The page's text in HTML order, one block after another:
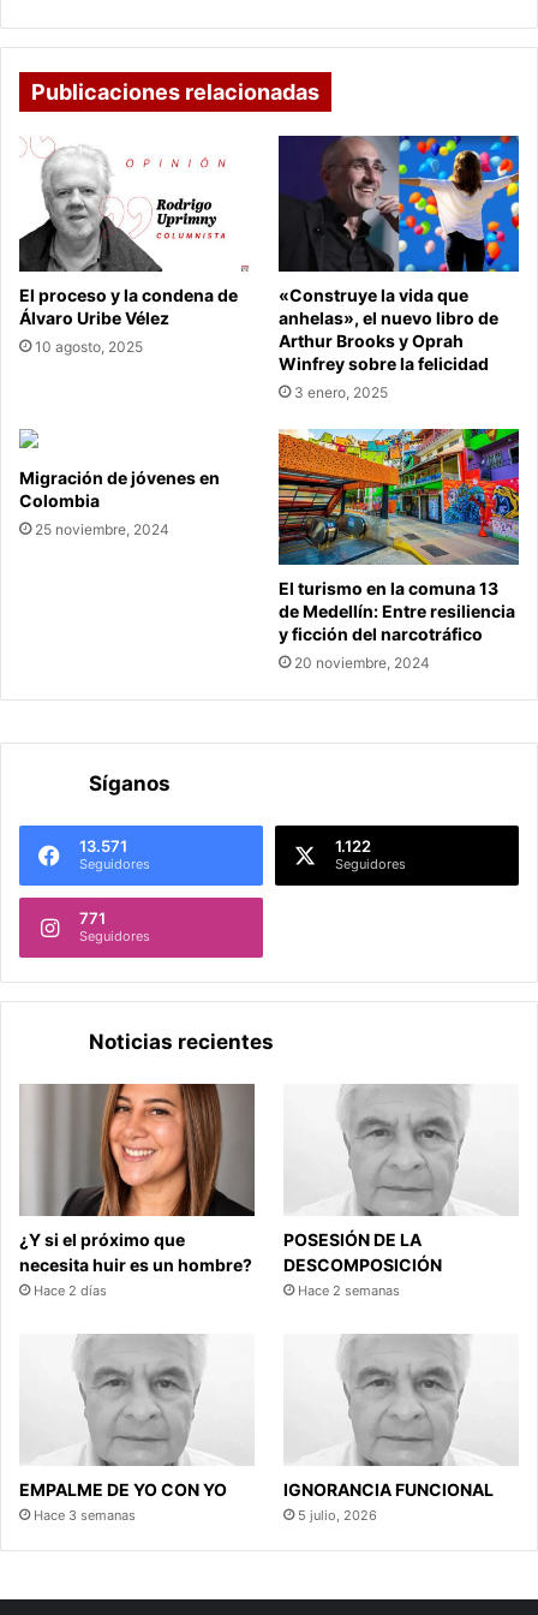
turco-
detrás
de
BioNTech,
la
empresa
que
prueba
un
innovador
método
de
inmunización
coronavirus
Publicaciones relacionadas
El proceso y la condena de
Álvaro Uribe Vélez
10 agosto, 2025
«Construye la vida que
anhelas», el nuevo libro de
Arthur Brooks y Oprah
Winfrey sobre la felicidad
3 enero, 2025
Migración de jóvenes en
Colombia
25 noviembre, 2024
El turismo en la comuna 13
de Medellín: Entre resiliencia
y ficción del narcotráfico
20 noviembre, 2024
Síganos
13.571
Seguidores
1.122
Seguidores
771
Seguidores
Noticias recientes
¿Y si el próximo que
necesita huir es un hombre?
Hace 2 días
POSESIÓN DE LA
DESCOMPOSICIÓN
Hace 2 semanas
EMPALME DE YO CON YO
Hace 3 semanas
IGNORANCIA FUNCIONAL
5 julio, 2026